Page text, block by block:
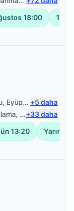
18:00 13
, Eyüpsultan )
+5 daha
, El Fizyoterapisi
+33daha
13:20 Yarın